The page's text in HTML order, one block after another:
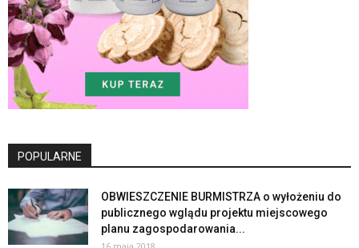
POPULARNE
OBWIESZCZENIE BURMISTRZA o wyłożeniu do
publicznego wglądu projektu miejscowego
planu zagospodarowania...